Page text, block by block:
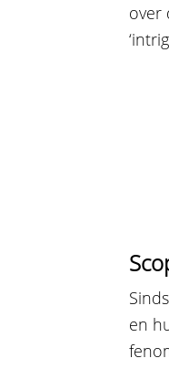
over
en